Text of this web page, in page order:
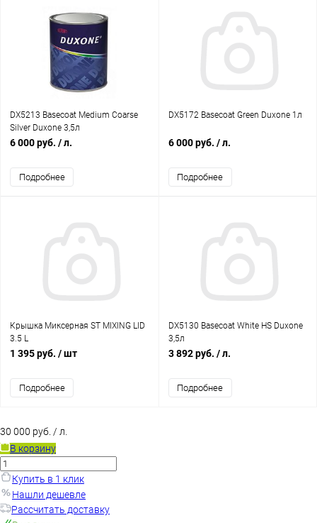
DX5213 Basecoat Medium Coarse
Silver Duxone 3,5л
6 000 руб. / л.
Подробнее
DX5172 Basecoat Green Duxone 1л
6 000 руб. / л.
Подробнее
Крышка Миксерная ST MIXING LID
3.5 L
1 395 руб. / шт
Подробнее
DX5130 Basecoat White HS Duxone
3,5л
3 892 руб. / л.
Подробнее
30 000 руб. / л.
В корзину
Купить в 1 клик
Нашли дешевле
Рассчитать доставку